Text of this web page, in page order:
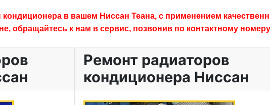
в вашем Ниссан Теана, с применением
обращайтесь к нам в сервис, позвонив по контактному
Ремонт радиаторов
кондиционера Ниссан